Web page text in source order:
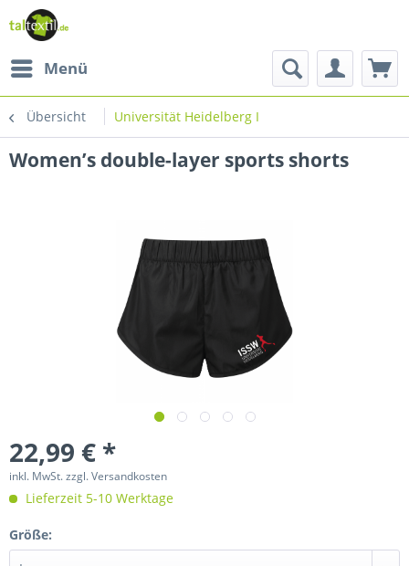
Menü
Übersicht Universität Heidelberg I
Women’s double-layer sports shorts
22,99 € *
inkl. MwSt.zzgl. Versandkosten
Lieferzeit 5-10 Werktage
Größe: